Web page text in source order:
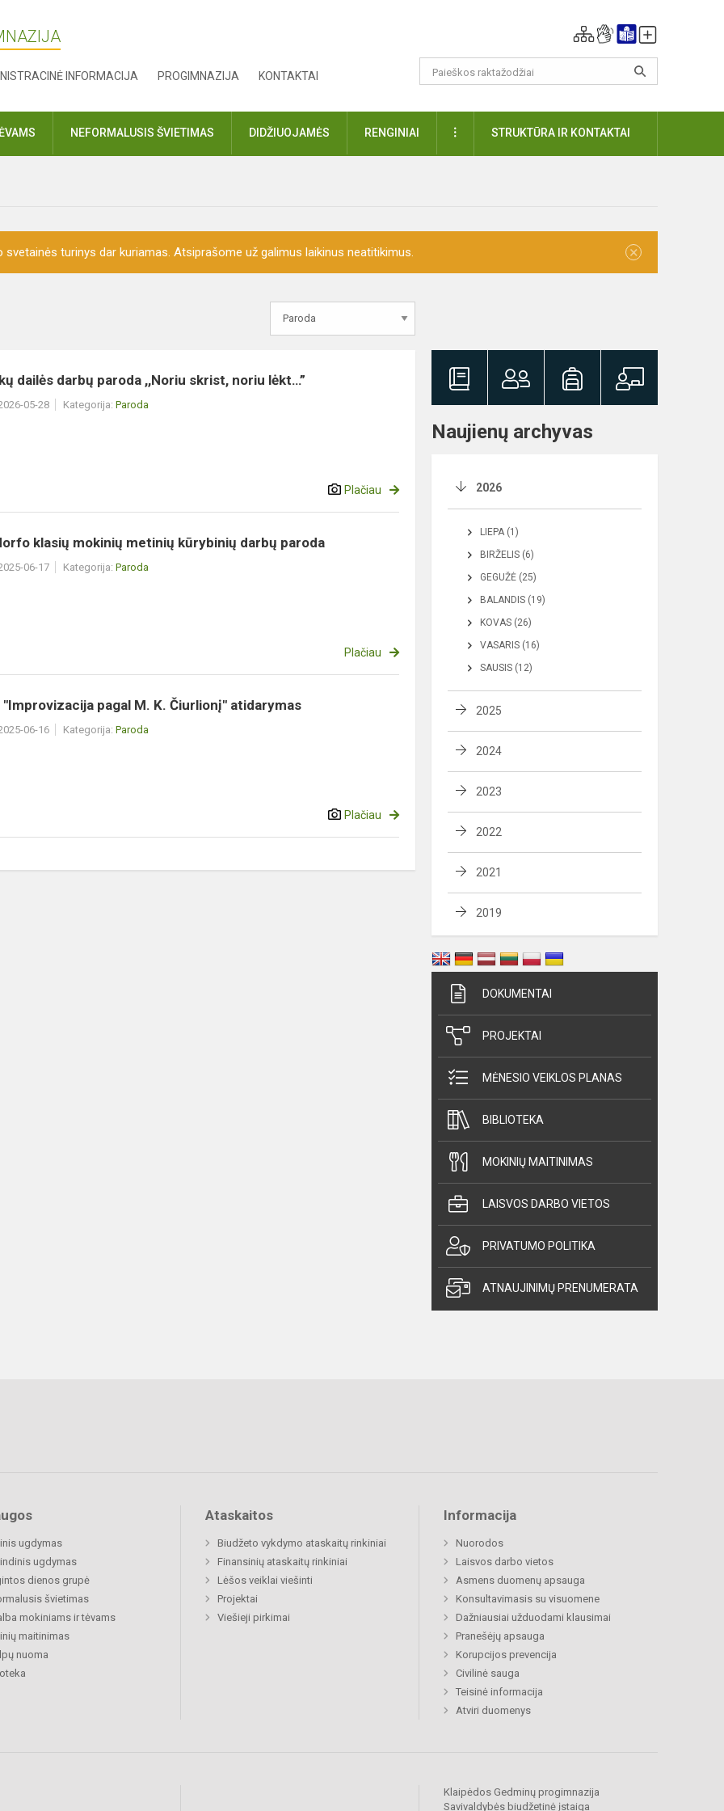
INFORMACIJA PROGIMNAZIJA KONTAKTAI
NEFORMALUSIS ŠVIETIMAS DIDŽIUOJAMĖS RENGINIAI DAUGIAUSTRUKTŪRA IR KONTAKTAI
svetainės turinys dar kuriamas. Atsiprašome už galimus laikinus neatitikimus. ×
dailės darbų paroda ,,Noriu skrist, noriu lėkt…”
05-28 Kategorija: Paroda
Plačiau
klasių mokinių metinių kūrybinių darbų paroda
06-17 Kategorija: Paroda
Plačiau
"Improvizacija pagal M. K. Čiurlionį" atidarymas
06-16 Kategorija: Paroda
Plačiau
Naujienų archyvas
2026
LIEPA (1)
BIRŽELIS (6)
GEGUŽĖ (25)
BALANDIS (19)
KOVAS (26)
VASARIS (16)
SAUSIS (12)
2025
2024
2023
2022
2021
2019
DOKUMENTAI
PROJEKTAI
MĖNESIO VEIKLOS PLANAS
BIBLIOTEKA
MOKINIŲ MAITINIMAS
LAISVOS DARBO VIETOS
PRIVATUMO POLITIKA
ATNAUJINIMŲ PRENUMERATA
ugdymas
ugdymas
dienos grupė
švietimas
mokiniams ir tėvams
maitinimas
nuoma
Ataskaitos
Biudžeto vykdymo ataskaitų rinkiniai
Finansinių ataskaitų rinkiniai
Lėšos veiklai viešinti
Projektai
Viešieji pirkimai
Informacija
Nuorodos
Laisvos darbo vietos
Asmens duomenų apsauga
Konsultavimasis su visuomene
Dažniausiai užduodami klausimai
Pranešėjų apsauga
Korupcijos prevencija
Civilinė sauga
Teisinė informacija
Atviri duomenys
Klaipėdos Gedminų progimnazija
Savivaldybės biudžetinė įstaiga